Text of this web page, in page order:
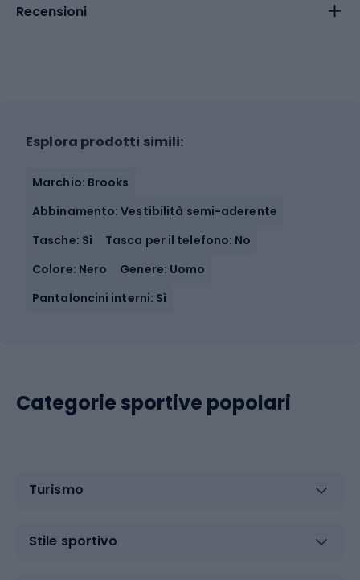
Recensioni
Esplora prodotti simili:
Marchio: Brooks
Abbinamento: Vestibilità semi-aderente
Tasche: Sì
Tasca per il telefono: No
Colore: Nero
Genere: Uomo
Pantaloncini interni: Sì
Categorie sportive popolari
Turismo
Stile sportivo